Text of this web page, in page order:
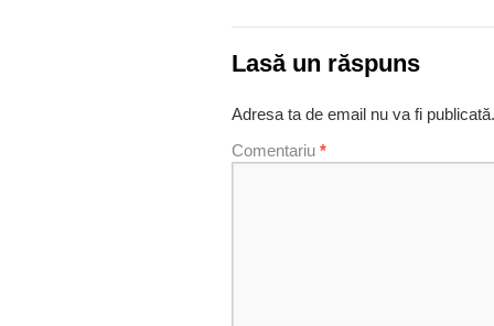
Lasă un răspuns
Adresa ta de email nu va fi publicată.
Comentariu *